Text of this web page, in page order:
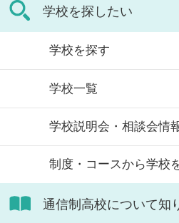
の記事では
せた高校選
生徒」など
観がある人
増加傾向に
在籍してい
信制高校に
ているかや
ます。
学校を探したい
学校を探す
学校一覧
学校説明会・相談会情
制度・コースから学校
通信制高校について知